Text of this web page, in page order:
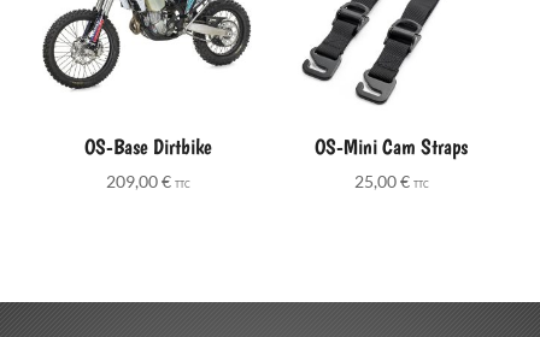
OS-Base Dirtbike
209,00€ TTC
OS-Mini Cam Straps
25,00€ TTC